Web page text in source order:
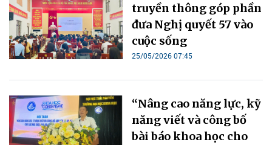
truyền thông góp phần
đưa Nghị quyết 57 vào
cuộc sống
25/05/2026 07:45
“Nâng cao năng lực, kỹ
năng viết và công bố
bài báo khoa học cho